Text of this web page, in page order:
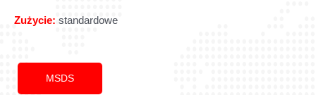
Zużycie: standardowe
MSDS